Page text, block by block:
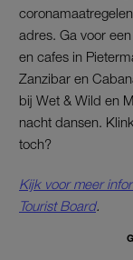
adres. Ga voor
en cafes in
Zanzibar en
bij Wet & Wild en
nacht dansen.
toch?
Kijk voor meer
Tourist Board.